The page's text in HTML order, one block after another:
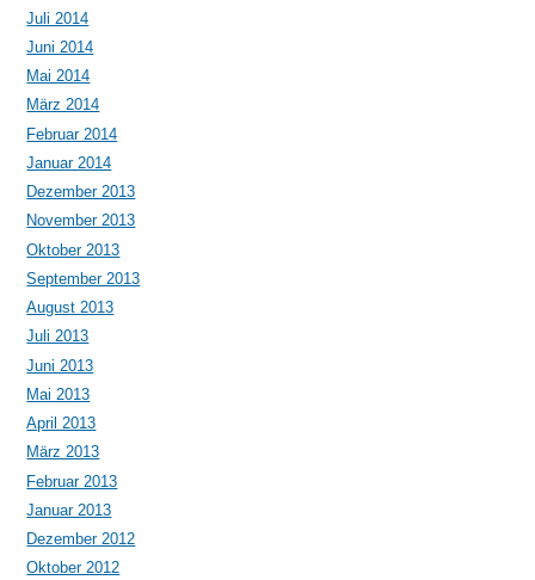
Juli 2014
Juni 2014
Mai 2014
März 2014
Februar 2014
Januar 2014
Dezember 2013
November 2013
Oktober 2013
September 2013
August 2013
Juli 2013
Juni 2013
Mai 2013
April 2013
März 2013
Februar 2013
Januar 2013
Dezember 2012
Oktober 2012